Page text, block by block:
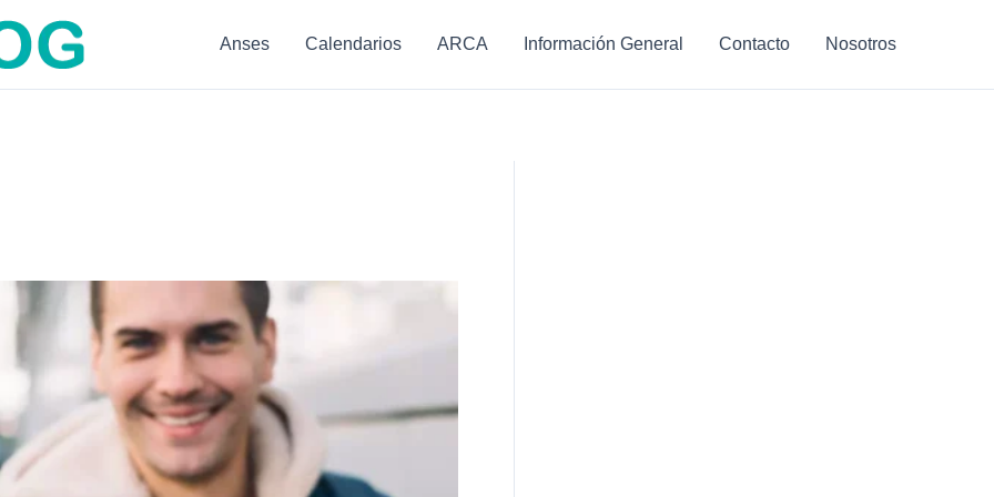
Anses Calendarios ARCA Información General Contacto Nosotros